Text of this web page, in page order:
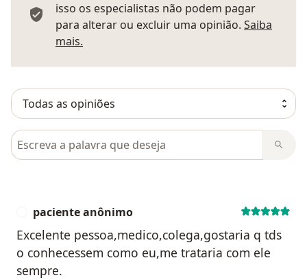
isso os especialistas não podem pagar
para alterar ou excluir uma opinião. Saiba
mais.
Pesquisar em opiniões
paciente anônimo
Excelente pessoa,medico,colega,gostaria q tds
o conhecessem como eu,me trataria com ele
sempre.